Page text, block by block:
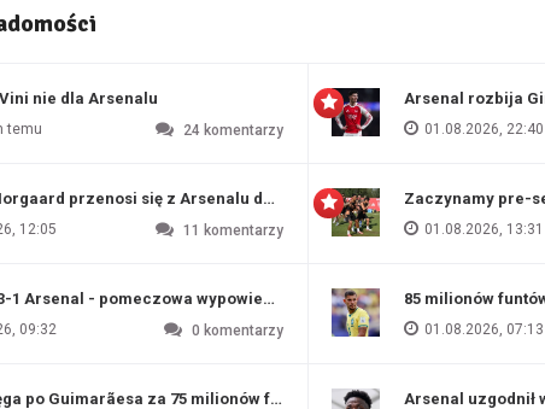
nie dla Arsenalu
temu 24 komentarzy
przenosi się z Arsenalu do Evertonu
12:05 11 komentarzy
1 Arsenal - pomeczowa wypowiedź Artety
09:32 0 komentarzy
po Guimarãesa za 75 milionów funtów
Arsenal rozbija
01.08.2026, 22:40
Zaczynamy pre-
01.08.2026, 13:31
85 milionów
01.08.2026, 07:13
Arsenal uzgodnił